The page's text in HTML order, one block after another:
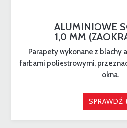
ALUMINIOWE
1,0 MM
Parapety wykonane z blachy
farbami poliestrowymi,
okna.
SPRAWDŹ